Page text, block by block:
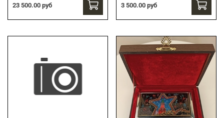
23 500.00 руб 3 500.00 руб